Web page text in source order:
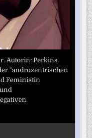
Autorin: Perkins
"androzentrischen
Feministin